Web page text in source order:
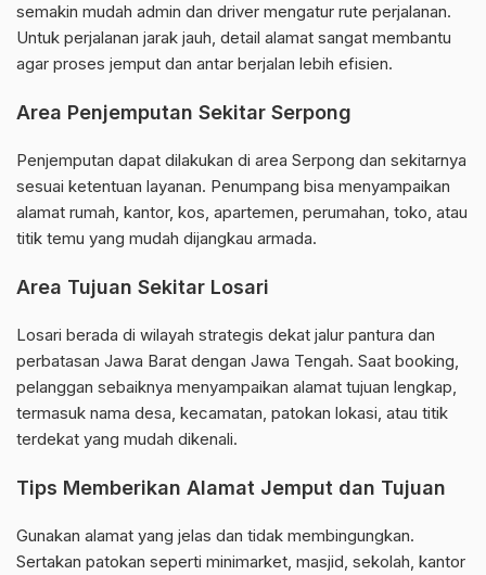
semakin mudah admin dan driver mengatur rute perjalanan.
Untuk perjalanan jarak jauh, detail alamat sangat membantu
agar proses jemput dan antar berjalan lebih efisien.
Area Penjemputan Sekitar Serpong
Penjemputan dapat dilakukan di area Serpong dan sekitarnya
sesuai ketentuan layanan. Penumpang bisa menyampaikan
alamat rumah, kantor, kos, apartemen, perumahan, toko, atau
titik temu yang mudah dijangkau armada.
Area Tujuan Sekitar Losari
Losari berada di wilayah strategis dekat jalur pantura dan
perbatasan Jawa Barat dengan Jawa Tengah. Saat booking,
pelanggan sebaiknya menyampaikan alamat tujuan lengkap,
termasuk nama desa, kecamatan, patokan lokasi, atau titik
terdekat yang mudah dikenali.
Tips Memberikan Alamat Jemput dan Tujuan
Gunakan alamat yang jelas dan tidak membingungkan.
Sertakan patokan seperti minimarket, masjid, sekolah, kantor